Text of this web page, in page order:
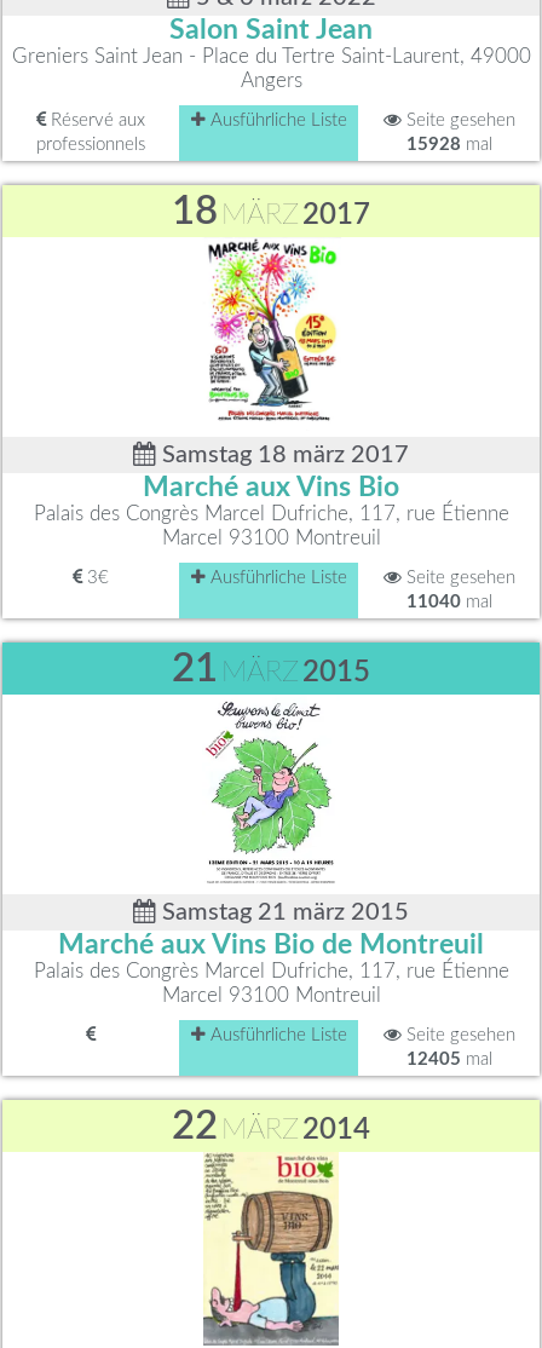
Salon Saint Jean
Greniers Saint Jean - Place du Tertre Saint-Laurent, 49000
Angers
Réservé aux
professionnels
Ausführliche Liste
Seite gesehen
15928 mal
18 MÄRZ 2017
Samstag 18 märz 2017
Marché aux Vins Bio
Palais des Congrès Marcel Dufriche, 117, rue Étienne
Marcel 93100 Montreuil
3€ Ausführliche Liste
Seite gesehen
11040mal
21 MÄRZ 2015
Samstag 21 märz 2015
Marché aux Vins Bio de Montreuil
Palais des Congrès Marcel Dufriche, 117, rue Étienne
Marcel 93100 Montreuil
Ausführliche Liste
Seite gesehen
12405 mal
22 MÄRZ 2014